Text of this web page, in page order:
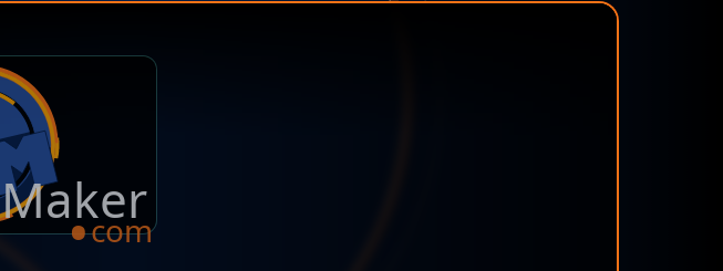
Maker
.com